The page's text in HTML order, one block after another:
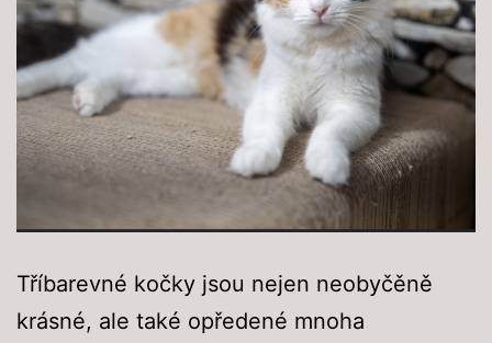
Tříbarevné kočky jsou nejen neobyčěně
krásné, ale také opředené mnoha